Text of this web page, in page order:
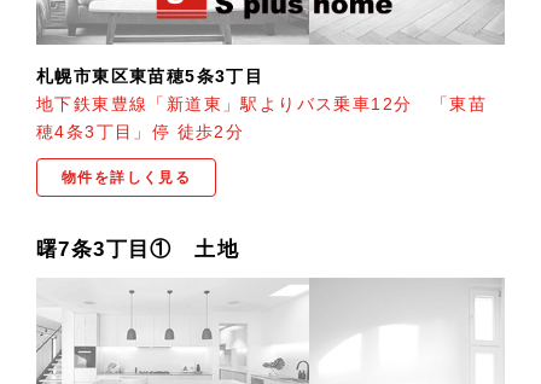
札幌市東区東苗穂5条3丁目
地下鉄東豊線「新道東」駅よりバス乗車12分 「東苗
穂4条3丁目」停 徒歩2分
物件を詳しく見る
曙7条3丁目① 土地